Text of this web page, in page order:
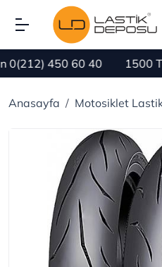
450 60 40 1500 TL
Anasayfa Motosiklet